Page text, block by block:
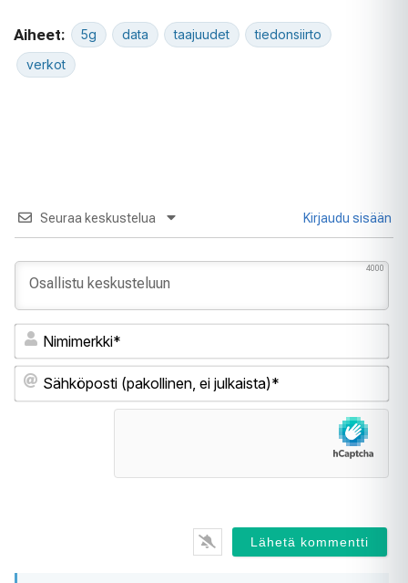
Aiheet: 5g data taajuudet
tiedonsiirto
verkot
Seuraa keskustelua Kirjaudu sisään
4000
ei